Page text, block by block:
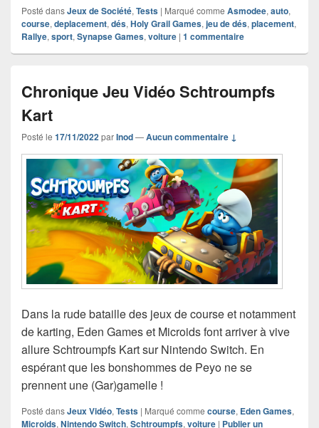
Posté dansJeux de Société, Tests | Marqué comme Asmodee, auto,
course, deplacement, dés, Holy Grail Games, jeu de dés, placement,
Rallye, sport, Synapse Games, voiture | 1 commentaire
Chronique Jeu Vidéo Schtroumpfs
Kart
Posté le 17/11/2022parInod—Aucun commentaire ↓
Dans la rude bataille des jeux de course et notamment
de karting, Eden Games et Microids font arriver à vive
allure Schtroumpfs Kart sur Nintendo Switch. En
espérant que les bonshommes de Peyo ne se
prennent une (Gar)gamelle !
Posté dansJeux Vidéo, Tests | Marqué comme course, Eden Games,
Microids, Nintendo Switch, Schtroumpfs, voiture | Publier un